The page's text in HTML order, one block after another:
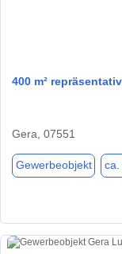
400 m²
Gera, 07551
Gewerbeobjekt ca.